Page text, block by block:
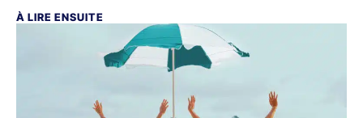
À LIRE ENSUITE